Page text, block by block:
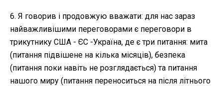
6. Я говорив і продовжую вважати: для нас зараз
найважливішими переговорами є переговори в
трикутнику США - ЄС -Україна, де є три питання: мита
(питання підвішене на кілька місяців), безпека
(питання поки навіть не розглядається) та питання
нашого миру (питання переноситься на після літнього